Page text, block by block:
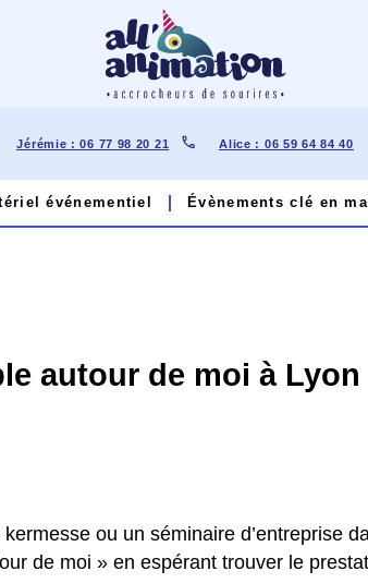
Jérémie : 06 77 98 20 21
Alice : 06 59 64 84 40​
événementiel Évènements clé en
autour de moi à
ou un séminaire d’entreprise
de moi » en espérant trouver le